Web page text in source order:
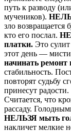
путь к разводу
мучеников).
зло возвращается
кто его послал.
платки. Это
этот день —
начинать
стабильность.
повторят судьбу
принесут радости.
Считается, что
рассаду.
НЕЛЬЗЯ мыть
накличет мелкие